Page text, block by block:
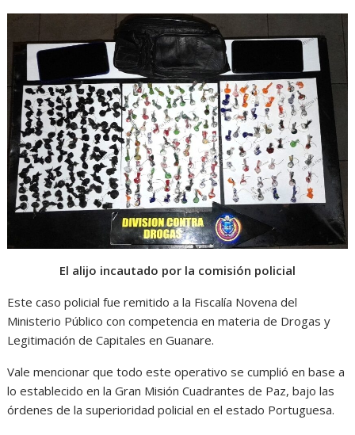
El alijo incautado por la comisión policial
Este caso policial fue remitido a la Fiscalía Novena del
Ministerio Público con competencia en materia de Drogas y
Legitimación de Capitales en Guanare.
Vale mencionar que todo este operativo se cumplió en base a
lo establecido en la Gran Misión Cuadrantes de Paz, bajo las
órdenes de la superioridad policial en el estado Portuguesa.